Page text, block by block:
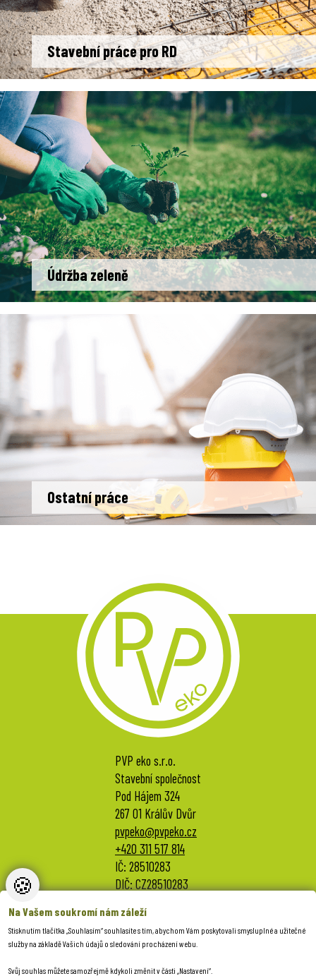
Stavební práce pro RD
Údržba zeleně
Ostatní práce
NASTAVENÍ COOKIES
PVP eko s.r.o.
Stavební společnost
Pod Hájem 324
267 01 Králův Dvůr
pvpeko@pvpeko.cz
+420 311 517 814
IČ: 28510283
DIČ: CZ28510283
🍪
Na Vašem soukromí nám záleží
Stisknutím tlačítka „Souhlasím“ souhlasíte s tím, abychom Vám poskytovali smysluplné a užitečné
služby na základě Vašich údajů o sledování procházení webu.
Svůj souhlas můžete samozřejmě kdykoli změnit v části „Nastavení“.